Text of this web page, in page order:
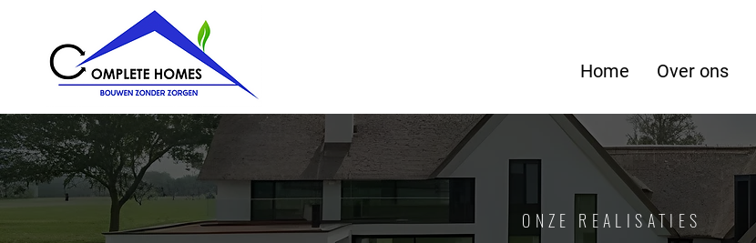
Home Over ons
ONZE REALISATIES